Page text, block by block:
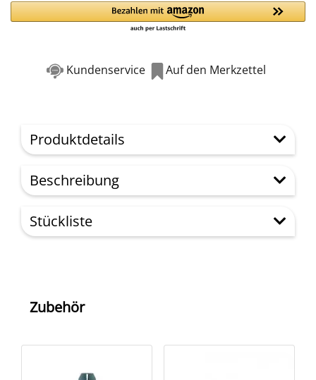
Kundenservice Auf den Merkzettel
Produktdetails
Beschreibung
Stückliste
Zubehör